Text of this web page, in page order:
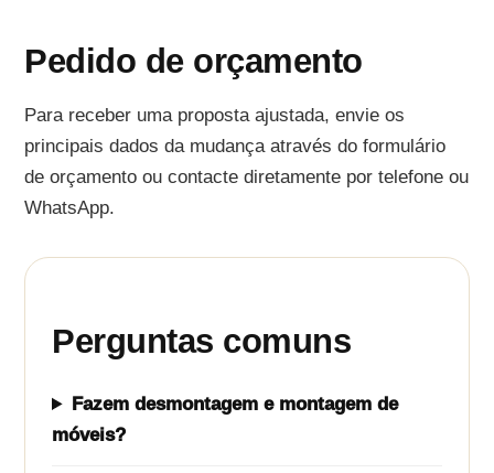
Pedido de orçamento
Para receber uma proposta ajustada, envie os
principais dados da mudança através do formulário
de orçamento ou contacte diretamente por telefone ou
WhatsApp.
Perguntas comuns
Fazem desmontagem e montagem de
móveis?